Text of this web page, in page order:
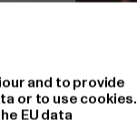
and to provide
or to use cookies.
EU data